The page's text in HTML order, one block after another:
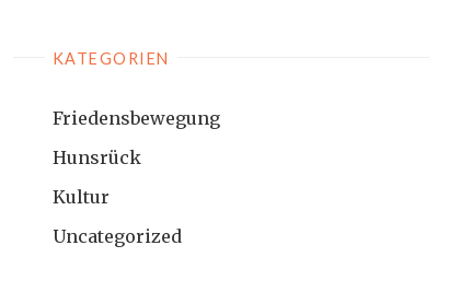
KATEGORIEN
Friedensbewegung
Hunsrück
Kultur
Uncategorized